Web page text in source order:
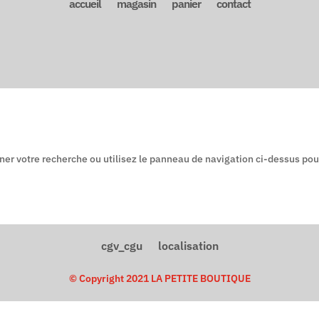
accueil magasin panier contact
votre recherche ou utilisez le panneau de navigation ci-dessus
cgv_cgu localisation
© Copyright 2021 LA PETITE BOUTIQUE